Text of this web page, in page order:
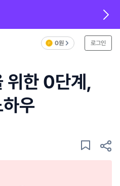
0원 로그인
위한 0단계,
우